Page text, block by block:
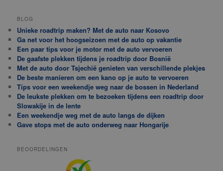
BLOG
Unieke roadtrip maken? Met de auto naar Kosovo
Ga net voor het hoogseizoen met de auto op vakantie
Een paar tips voor je motor met de auto vervoeren
De gaafste plekken tijdens je roadtrip door Bosnië
Met de auto door Tsjechië genieten van verschillende plekjes
De beste manieren om een kano op je auto te vervoeren
Tips voor een weekendje weg naar de bossen in Nederland
De leukste plekken om te bezoeken tijdens een roadtrip door
Slowakije in de lente
Een weekendje weg met de auto langs de dijken
Gave stops met de auto onderweg naar Hongarije
BEOORDELINGEN